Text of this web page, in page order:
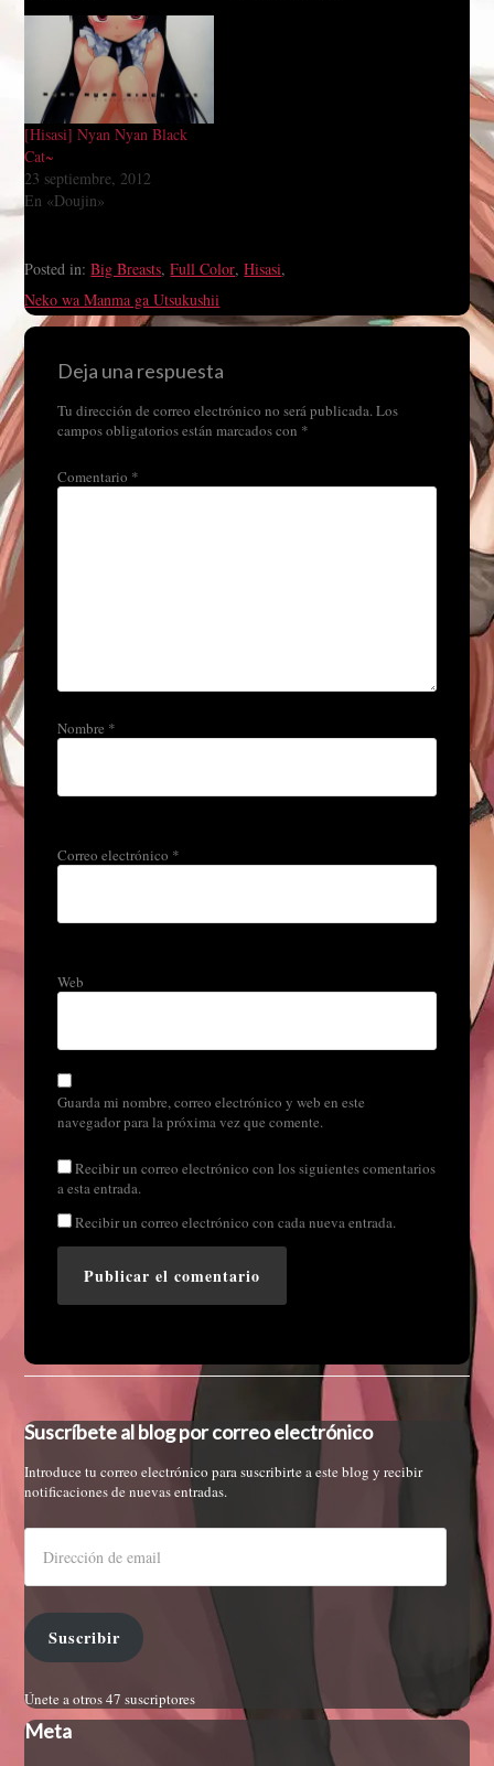
[Hisasi] Nyan Nyan Black
Cat~
23 septiembre, 2012
En «Doujin»
Posted in:Big Breasts,Full Color,Hisasi,
Neko wa Manma ga Utsukushii
Deja una respuesta
Tu dirección de correo electrónico no será publicada.Los
campos obligatorios están marcados con *
Comentario *
Nombre *
Correo electrónico *
Web
Guarda mi nombre, correo electrónico y web en este
navegador para la próxima vez que comente.
Recibir un correo electrónico con los siguientes comentarios
a esta entrada.
Recibir un correo electrónico con cada nueva entrada.
Suscríbete al blog por correo electrónico
Introduce tu correo electrónico para suscribirte a este blog y recibir
notificaciones de nuevas entradas.
Suscribir
Únete a otros 47 suscriptores
Meta